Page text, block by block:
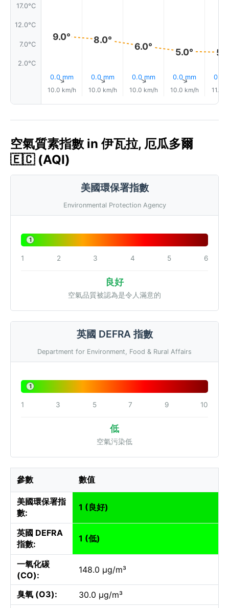
17.0°C
12.0°C
7.0°C
2.0°C
9.0°
0.0 mm
↑
10.0 km/h
8.0°
0.0 mm
↑
10.0 km/h
6.0°
0.0 mm
↑
10.0 km/h
5.0°
0.0 mm
↑
10.0 km/h
0.0
11.0
空氣質素指數 in 伊瓦拉, 厄瓜多爾
🇪🇨 (AQI)
美國環保署指數
Environmental Protection Agency
1
1 2 3 4 5 6
良好
空氣品質被認為是令人滿意的
英國 DEFRA 指數
Department for Environment, Food & Rural Affairs
1
1 3 5 7 9 10
低
空氣污染低
參數 數值
美國環保署指
數:
1 (良好)
英國 DEFRA
指數:
1 (低)
一氧化碳
(CO):
148.0 µg/m³
臭氧 (O3):
30.0 µg/m³